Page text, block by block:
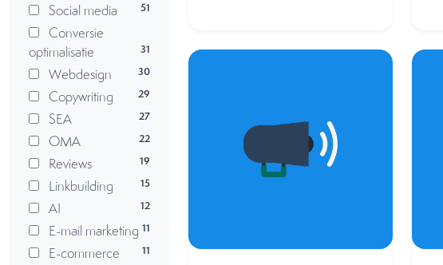
Social media 51
Conversie
optimalisatie
31
Webdesign 30
Copywriting 29
SEA 27
OMA 22
Reviews 19
Linkbuilding 15
AI 12
E-mail marketing 11
E-commerce 11